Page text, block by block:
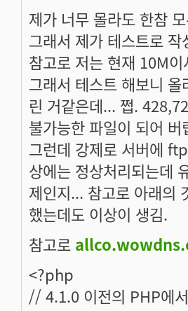
제가 너무 몰라도 한참
그래서 제가 테스트로
참고로 저는 현재 10M
그래서 테스트 해보니
린 거같은데... 쩝.
불가능한 파일이 되어 버
그런데 강제로 서버에
상에는 정상처리되는데
제인지... 참고로 아래
했는데도 이상이 생김.
참고로
<?php
// 4.1.0 이전의 PHP에